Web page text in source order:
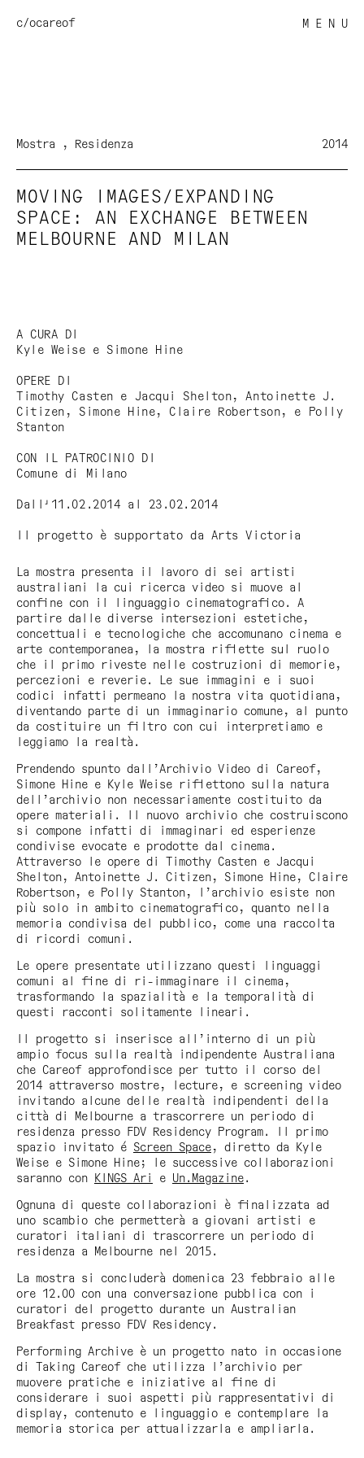
c/ocareof M E N U
Mostra Residenza 2014
MOVING IMAGES/EXPANDING
SPACE: AN EXCHANGE BETWEEN
MELBOURNE AND MILAN
A CURA DI
Kyle Weise e Simone Hine
OPERE DI
Timothy Casten e Jacqui Shelton, Antoinette J.
Citizen, Simone Hine, Claire Robertson, e Polly
Stanton
CON IL PATROCINIO DI
Comune di Milano
Dall'11.02.2014 al 23.02.2014
Il progetto è supportato da Arts Victoria
La mostra presenta il lavoro di sei artisti
australiani la cui ricerca video si muove al
confine con il linguaggio cinematografico. A
partire dalle diverse intersezioni estetiche,
concettuali e tecnologiche che accomunano cinema e
arte contemporanea, la mostra riflette sul ruolo
che il primo riveste nelle costruzioni di memorie,
percezioni e reverie. Le sue immagini e i suoi
codici infatti permeano la nostra vita quotidiana,
diventando parte di un immaginario comune, al punto
da costituire un filtro con cui interpretiamo e
leggiamo la realtà.
Prendendo spunto dall’Archivio Video di Careof,
Simone Hine e Kyle Weise riflettono sulla natura
dell’archivio non necessariamente costituito da
opere materiali. Il nuovo archivio che costruiscono
si compone infatti di immaginari ed esperienze
condivise evocate e prodotte dal cinema.
Attraverso le opere di Timothy Casten e Jacqui
Shelton, Antoinette J. Citizen, Simone Hine, Claire
Robertson, e Polly Stanton, l’archivio esiste non
più solo in ambito cinematografico, quanto nella
memoria condivisa del pubblico, come una raccolta
di ricordi comuni.
Le opere presentate utilizzano questi linguaggi
comuni al fine di ri-immaginare il cinema,
trasformando la spazialità e la temporalità di
questi racconti solitamente lineari.
Il progetto si inserisce all’interno di un più
ampio focus sulla realtà indipendente Australiana
che Careof approfondisce per tutto il corso del
2014 attraverso mostre, lecture, e screening video
invitando alcune delle realtà indipendenti della
città di Melbourne a trascorrere un periodo di
residenza presso FDV Residency Program. Il primo
spazio invitato é Screen Space , diretto da Kyle
Weise e Simone Hine; le successive collaborazioni
saranno con
KINGS Ari e Un.Magazine .
Ognuna di queste collaborazioni è finalizzata ad
uno scambio che permetterà a giovani artisti e
curatori italiani di trascorrere un periodo di
residenza a Melbourne nel 2015.
La mostra si concluderà domenica 23 febbraio alle
ore 12.00 con una conversazione pubblica con i
curatori del progetto durante un Australian
Breakfast presso FDV Residency.
Performing Archive è un progetto nato in occasione
di Taking Careof che utilizza l’archivio per
muovere pratiche e iniziative al fine di
considerare i suoi aspetti più rappresentativi di
display, contenuto e linguaggio e contemplare la
memoria storica per attualizzarla e ampliarla.